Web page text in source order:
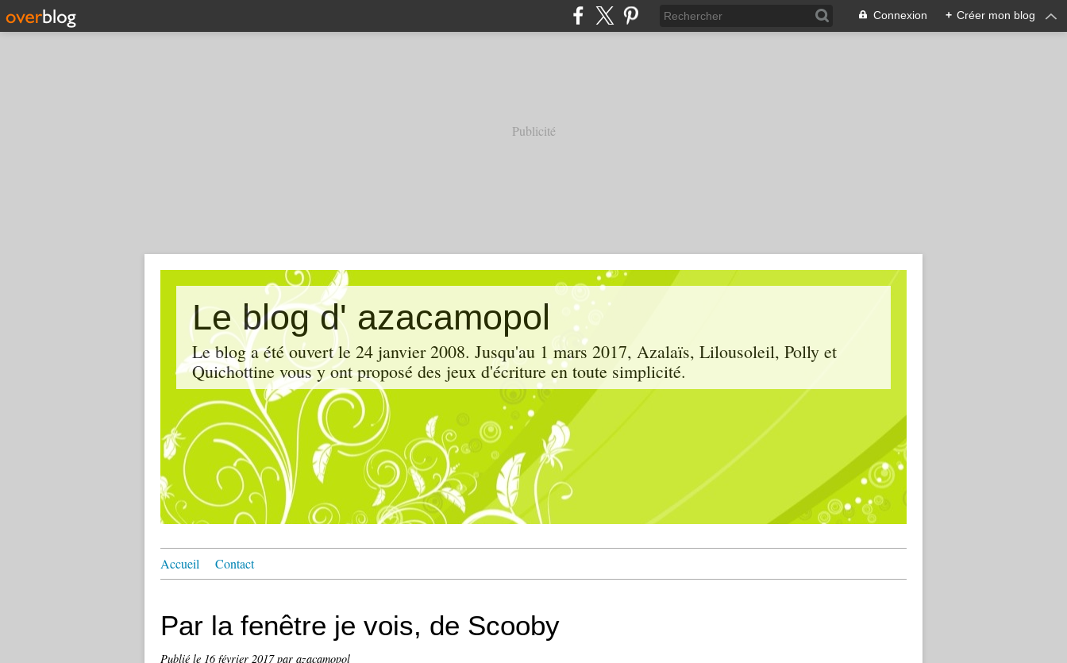
Connexion + Créer mon blog
Publicité
Le blog d' azacamopol
Le blog a été ouvert le 24 janvier 2008. Jusqu'au 1 mars 2017, Azalaïs, Lilousoleil, Polly et
Quichottine vous y ont proposé des jeux d'écriture en toute simplicité.
Accueil Contact
Par la fenêtre je vois, de Scooby
Publié le 16 février 2017par azacamopol